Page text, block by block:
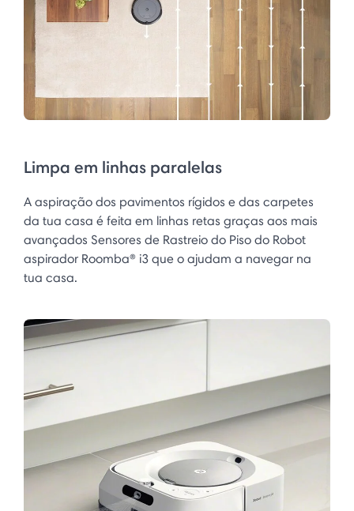
Limpa em linhas paralelas
A aspiração dos pavimentos rígidos e das carpetes
da tua casa é feita em linhas retas graças aos mais
avançados Sensores de Rastreio do Piso do Robot
aspirador Roomba® i3 que o ajudam a navegar na
tua casa.